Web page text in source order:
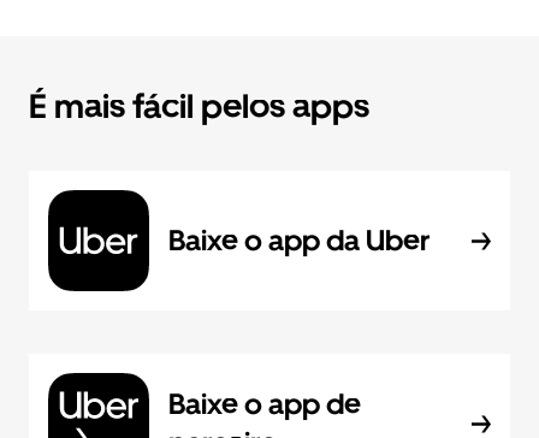
É mais fácil pelos apps
Baixe o app da Uber
Baixe o app de